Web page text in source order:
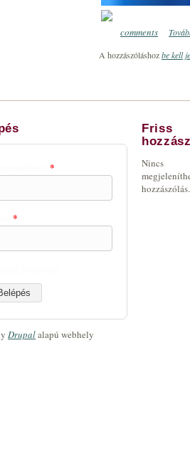
comments
A hozzászóláshozbe kell
*
*
Friss
Nincs
hozzászólás.
Drupalalapú webhely